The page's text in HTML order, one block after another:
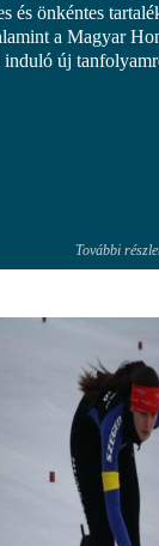
és önkéntes
a Magyar
induló új
További